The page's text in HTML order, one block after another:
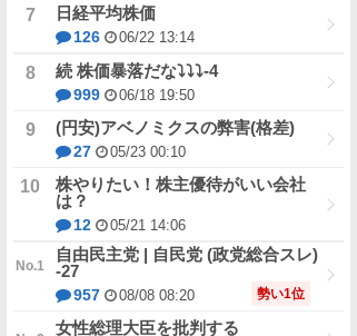
日経平均株価
126 06/22 13:14
続 株価暴落だな⤵⤵⤵-4
999 06/18 19:50
(円安)アベノミクスの弊害(格差)
27 05/23 00:10
株やりたい！株主優待がいい会社
は？
12 05/21 14:06
自由民主党 | 自民党 (政党総合スレ)
-27
957 08/08 08:20 勢い1位
女性総理大臣を批判する